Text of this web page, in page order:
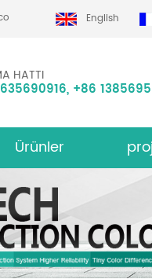
co., ltd English
HATTI
, +86
Ürünler